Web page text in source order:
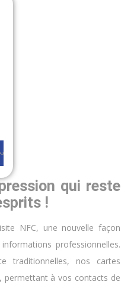
qui reste
!
NFC, une nouvelle façon
professionnelles.
traditionnelles, nos cartes
permettant à vos contacts de